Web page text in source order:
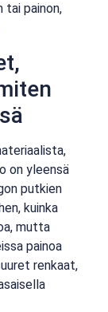
tai painon,
on yleensä
putkien
kuinka
mutta
painoa
renkaat,